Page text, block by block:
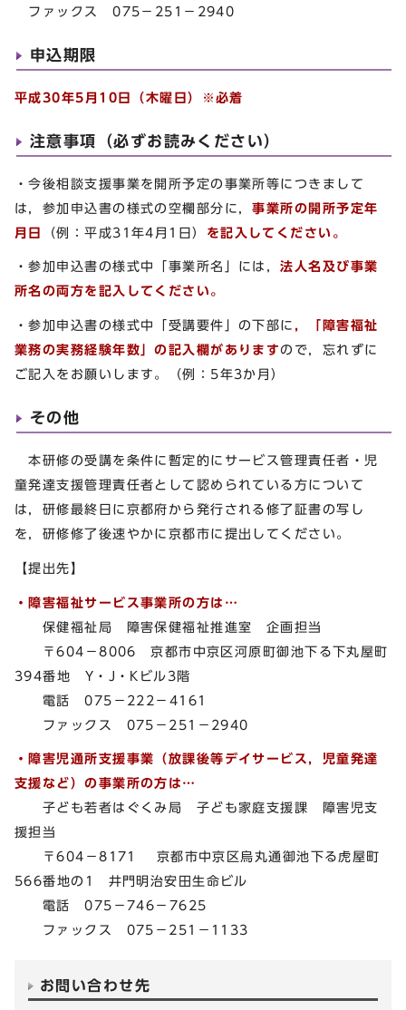
ファックス 075－251－2940
申込期限
平成30年5月10日（木曜日）※必着
注意事項（必ずお読みください）
・今後相談支援事業を開所予定の事業所等につきまして
は，参加申込書の様式の空欄部分に，事業所の開所予定年
月日
（例：平成31年4月1日） を記入してください。
・参加申込書の様式中「事業所名」には，法人名及び事業
所名の両方を記入してください。
・参加申込書の様式中「受講要件」の下部に ，「障害福祉
業務の実務経験年数」の記入欄があります ので，忘れずに
ご記入をお願いします。（例：5年3か月）
その他
本研修の受講を条件に暫定的にサービス管理責任者・児
童発達支援管理責任者として認められている方について
は，研修最終日に京都府から発行される修了証書の写し
を，研修修了後速やかに京都市に提出してください。
【提出先】
・障害福祉サービス事業所の方は…
保健福祉局 障害保健福祉推進室 企画担当
〒604－8006 京都市中京区河原町御池下る下丸屋町
394番地 Y・J・Kビル3階
電話 075－222－4161
ファックス 075－251－2940
・障害児通所支援事業（放課後等デイサービス，児童発達
支援など）の事業所の方は…
子ども若者はぐくみ局 子ども家庭支援課 障害児支
援担当
〒604－8171 京都市中京区烏丸通御池下る虎屋町
566番地の1 井門明治安田生命ビル
電話 075－746－7625
ファックス 075－251－1133
お問い合わせ先